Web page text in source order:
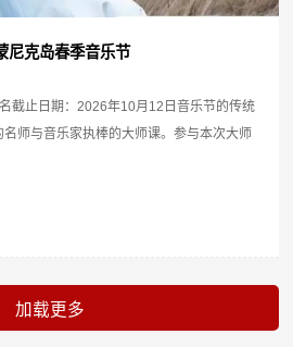
尼克岛春季音乐节
截止日期：2026年10月12日音乐节的传统
师与音乐家执棒的大师课。参与本次大师